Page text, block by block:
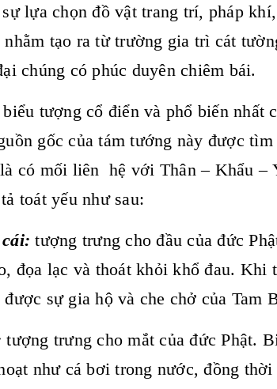
lựa chọn đồ vật trang trí, pháp
nhằm tạo ra từ trường gia trì cát
chúng có phúc duyên chiêm bái.
tượng cổ điển và phổ biến nhất
gốc của tám tướng này được
có mối liên hệ với Thân – Khẩu –
toát yếu như sau:
tượng trưng cho đầu của đức
đọa lạc và thoát khỏi khổ đau.
sự gia hộ và che chở của Tam
tượng trưng cho mắt của đức Phật.
như cá bơi trong nước, đồng